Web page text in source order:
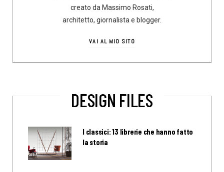
creato da Massimo Rosati,
architetto, giornalista e blogger.
VAI AL MIO SITO
DESIGN FILES
I classici: 13 librerie che hanno fatto
la storia